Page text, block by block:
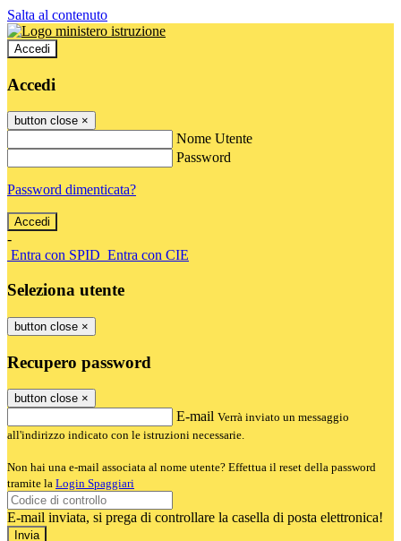
Salta al contenuto
Accedi
Accedi
button close ×
Nome Utente
Password
Password dimenticata?
-
Entra con SPID Entra con CIE
Seleziona utente
button close ×
Recupero password
button close ×
E-mail Verrà inviato un messaggio
all'indirizzo indicato con le istruzioni necessarie.
Non hai una e-mail associata al nome utente? Effettua il reset della password
tramite la Login Spaggiari
E-mail inviata, si prega di controllare la casella di posta elettronica!